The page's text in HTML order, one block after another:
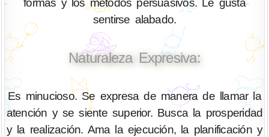
formas y los métodos persuasivos. Le gusta
sentirse alabado.
Naturaleza Expresiva:
Es minucioso. Se expresa de manera de llamar la
atención y se siente superior. Busca la prosperidad
y la realización. Ama la ejecución, la planificación y